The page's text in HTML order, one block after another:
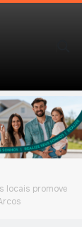
locais promove